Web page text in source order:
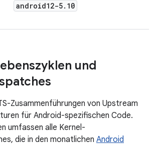
android12-5. 10
und
Zusammenführungen von Upstream
für Android-spezifischen Code.
umfassen alle Kernel-
die in den monatlichen Android